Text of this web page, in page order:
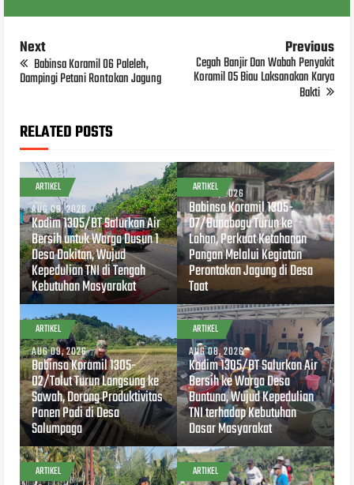
Next
Babinsa Koramil 06 Paleleh,
Dampingi Petani Rontokan Jagung
Previous
Cegah Banjir Dan Wabah Penyakit
Koramil 05 Biau Laksanakan Karya
Bakti
RELATED POSTS
ARTIKEL
AUG 09, 2026
Kodim 1305/BT Salurkan Air
Bersih untuk Warga Dusun 1
Desa Dakitan, Wujud
Kepedulian TNI di Tengah
Kebutuhan Masyarakat
ARTIKEL
AUG 09, 2026
Babinsa Koramil 1305-
07/Bunobogu Turun ke
Lahan, Perkuat Ketahanan
Pangan Melalui Kegiatan
Perontokan Jagung di Desa
Taat
ARTIKEL
AUG 09, 2026
Babinsa Koramil 1305-
02/Tolut Turun Langsung ke
Sawah, Dorong Produktivitas
Panen Padi di Desa
Salumpaga
ARTIKEL
AUG 08, 2026
Kodim 1305/BT Salurkan Air
Bersih ke Warga Desa
Buntuna, Wujud Kepedulian
TNI terhadap Kebutuhan
Dasar Masyarakat
ARTIKEL ARTIKEL